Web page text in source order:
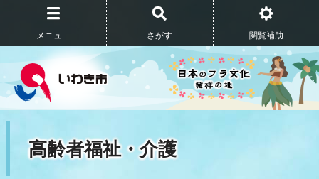
メニュ－ さがす 閲覧補助
高齢者福祉・介護